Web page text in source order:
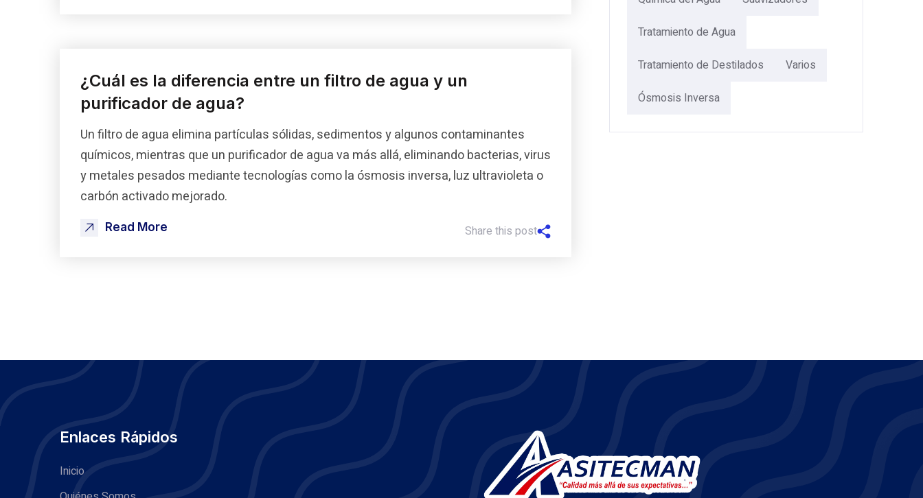
¿Cuál es la diferencia entre un filtro de agua y un
purificador de agua?
Un filtro de agua elimina partículas sólidas, sedimentos y algunos contaminantes
químicos, mientras que un purificador de agua va más allá, eliminando bacterias, virus
y metales pesados mediante tecnologías como la ósmosis inversa, luz ultravioleta o
carbón activado mejorado.
Read More Share this post
Tratamiento de Agua
Tratamiento de Destilados
Varios
Ósmosis Inversa
Enlaces Rápidos
Inicio